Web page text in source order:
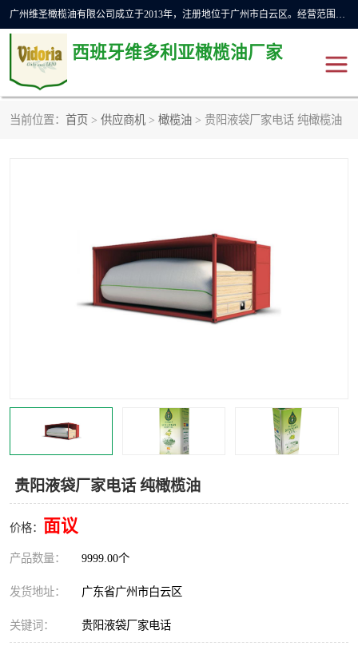
广州维圣橄榄油有限公司成立于2013年，注册地位于广州市白云区。经营范围包括饲料原料销售;畜牧渔业饲料销售;化妆品批发;贸易经纪;食品进出口等，主要产品有：橄榄果渣油，橄榄油，纯橄榄油等。
西班牙维多利亚橄榄油厂家
当前位置： 首页 > 供应商机 > 橄榄油 > 贵阳液袋厂家电话 纯橄榄油
贵阳液袋厂家电话 纯橄榄油
价格： 面议
产品数量： 9999.00个
发货地址： 广东省广州市白云区
关键词： 贵阳液袋厂家电话